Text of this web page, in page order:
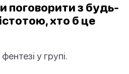
поговорити з будь-
хто б це
у групі.